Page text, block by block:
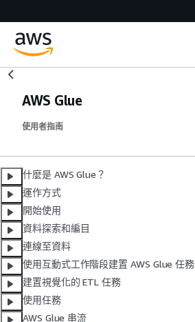
AWS Glue
使用者指南
什麼是 AWS Glue？
運作方式
開始使用
資料探索和編目
連線至資料
使用互動式工作階段建置 AWS Glue 任務
建置視覺化的 ETL 任務
使用任務
AWS Glue 串流